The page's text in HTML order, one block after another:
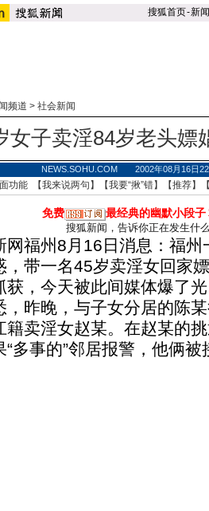
搜狐首页-新闻
频道 > 社会新闻
女子卖淫84岁老头嫖
NEWS.SOHU.COM 2002年08月16日
功能 【我来说两句 】【我要“揪”错】【推荐】
免费 最经典的幽默小段子
搜狐新闻，告诉你正在发生什
州8月16日消息：福州
，带一名45岁卖淫女回家
获，今天被此间媒体爆了
晚，与子女分居的陈某
籍卖淫女赵某。在赵某的
“多事的”邻居报警，他俩